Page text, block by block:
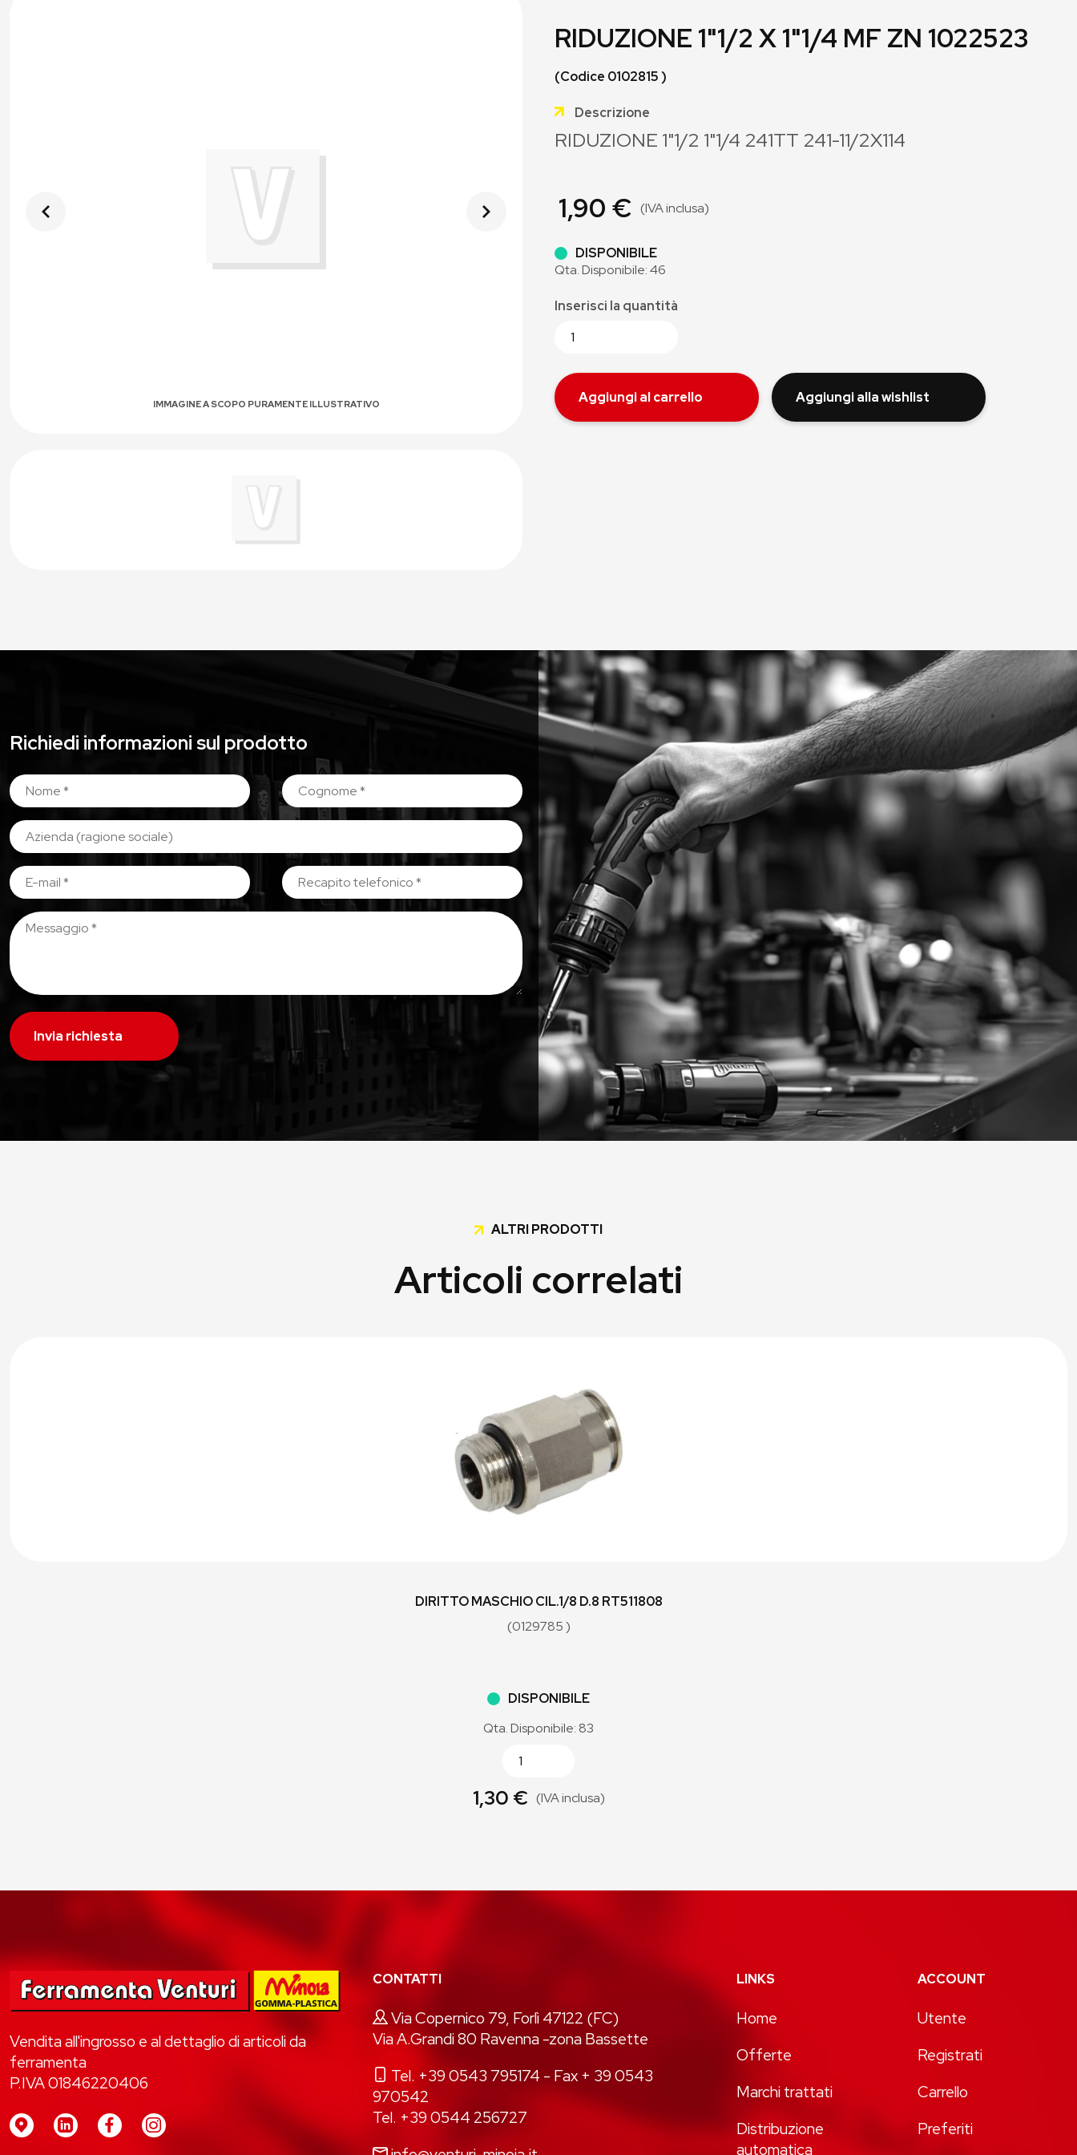
IMMAGINE A SCOPO PURAMENTE ILLUSTRATIVO
RIDUZIONE 1"1/2 X 1"1/4 MF ZN 1022523
(Codice 0102815 )
Descrizione
RIDUZIONE 1"1/2 1"1/4 241TT 241-11/2X114
1,90 € (IVA inclusa)
DISPONIBILE
Qta. Disponibile: 46
Inserisci la quantità
Aggiungi al carrello Aggiungi alla wishlist
Richiedi informazioni sul prodotto
Invia richiesta
ALTRI PRODOTTI
Articoli correlati
DIRITTO MASCHIO CIL.1/8 D.8 RT511808
(0129785 )
DISPONIBILE
Qta. Disponibile: 83
1,30 € (IVA inclusa)
Vendita all'ingrosso e al dettaglio di articoli da
ferramenta
P.IVA 01846220406
CONTATTI
Via Copernico 79, Forlì 47122 (FC)
Via A.Grandi 80 Ravenna -zona Bassette
Tel. +39 0543 795174 - Fax + 39 0543
970542
Tel. +39 0544 256727
LINKS
Home
Offerte
Marchi trattati
Distribuzione
automatica
ACCOUNT
Utente
Registrati
Carrello
Preferiti